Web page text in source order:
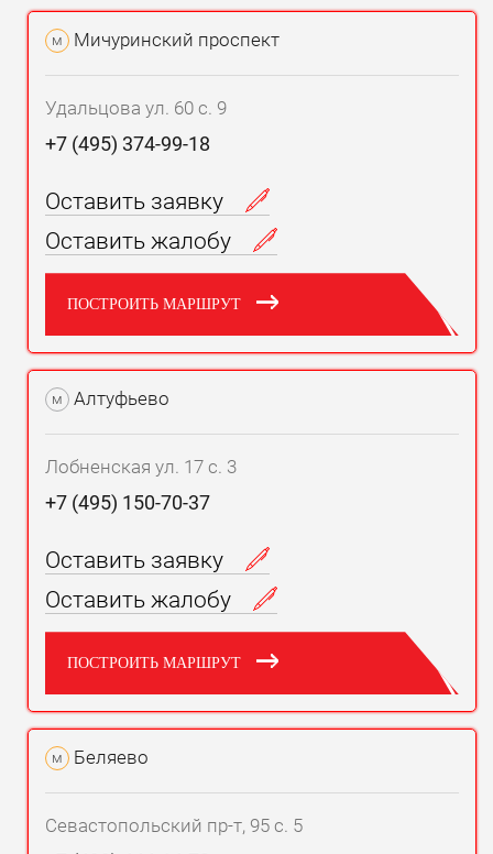
м Мичуринский проспект
Удальцова ул. 60 с. 9
+7 (495) 374-99-18
Оставить заявку
Оставить жалобу
ПОСТРОИТЬ МАРШРУТ
м Алтуфьево
Лобненская ул. 17 с. 3
+7 (495) 150-70-37
Оставить заявку
Оставить жалобу
ПОСТРОИТЬ МАРШРУТ
м Беляево
Севастопольский пр-т, 95 с. 5